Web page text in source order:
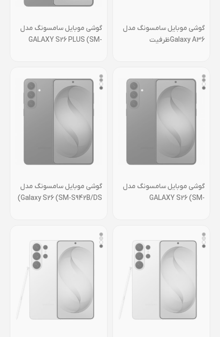
گوشی موبايل سامسونگ مدل
Galaxy A36ظرفیت
گوشی موبايل سامسونگ مدل
GALAXY S26 PLUS (SM-
ویتنام
گوشی موبايل سامسونگ مدل
GALAXY S26 (SM-
ویتنام
گوشی موبايل سامسونگ مدل
Galaxy S26 (SM-S942B/DS)